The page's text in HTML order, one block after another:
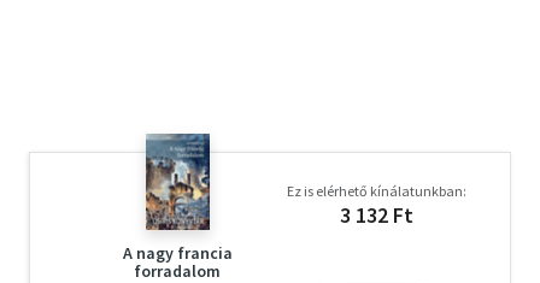
A nagy francia
forradalom
Ez is elérhető kínálatunkban:
3 132 Ft